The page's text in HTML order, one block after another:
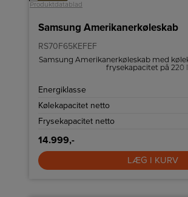
Produktdatablad
Samsung Amerikanerkøleskab
RS70F65KEFEF
Samsung Amerikanerkøleskab med
frysekapacitet på 220
Energiklasse
Kølekapacitet netto
Frysekapacitet netto
14.999,-
LÆG I KURV